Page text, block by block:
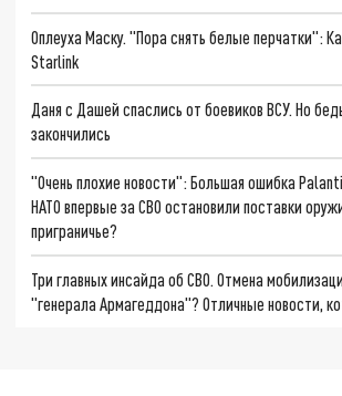
Оплеуха Маску. "Пора снять белые перчатки":
Starlink
Даня с Дашей спаслись от боевиков ВСУ. Но
закончились
"Очень плохие новости": Большая ошибка
НАТО впервые за СВО остановили поставки
приграничье?
Три главных инсайда об СВО. Отмена
"генерала Армагеддона"? Отличные новости,